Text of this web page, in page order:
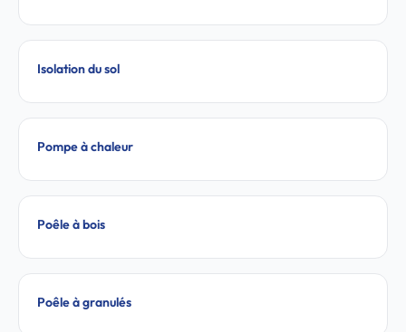
Isolation du sol
Pompe à chaleur
Poêle à bois
Poêle à granulés